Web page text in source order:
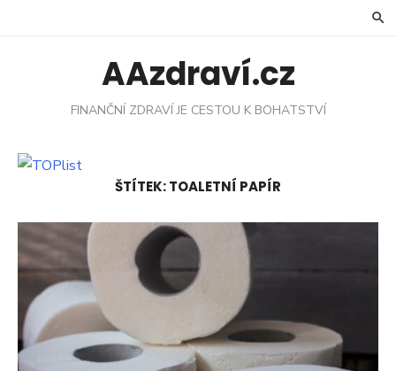
AAzdraví.cz
FINANČNÍ ZDRAVÍ JE CESTOU K BOHATSTVÍ
ŠTÍTEK:TOALETNÍ PAPÍR